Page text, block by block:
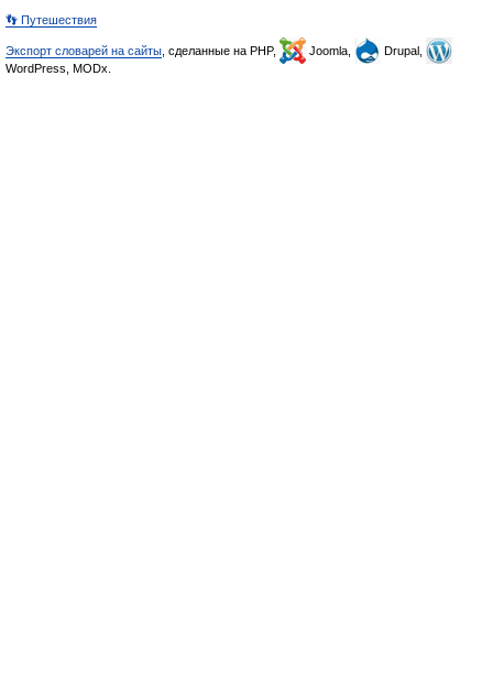
👣 Путешествия
Экспорт словарей на сайты , сделанные на PHP, Joomla,
Drupal,
WordPress, MODx.